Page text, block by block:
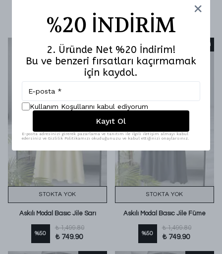
₺ 749.90 %50 ₺ 749.90
Tükendi
STOKTA YOK
Askılı Modal Basıc Jile Sarı
%50
₺ 1,499.80
₺ 749.90
Tükendi
STOKTA YOK
Askılı Modal Basıc Jile Füme
%50
₺ 1,499.80
₺ 749.90
%20 İNDİRİM
2. Üründe Net %20 İndirim!
Bu ve benzeri fırsatları kaçırmamak
için kaydol.
Kullanım Koşullarını kabul ediyorum
Kayıt Ol
E-posta adresinizi girerek pazarlama ve tanıtım ile ilgili iletişim almayı kabul
edersiniz ve Gizlilik Politikamızı okuduğunuzu ve kabul ettiğinizi onaylarsınız.